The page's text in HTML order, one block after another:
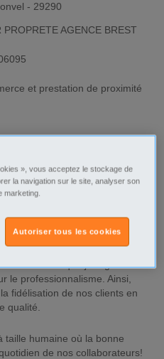
- 29290
PROPRETE AGENCE BREST
et prestation de proximité
chaque jour grâce à
le professionnalisme. Ainsi,
fidélisation de nos clients en
qualité.
taille humaine où la bonne
de nos collaborateurs!
», vous acceptez le stockage de
la navigation sur le site, analyser son
marketing.
Autoriser tous les cookies